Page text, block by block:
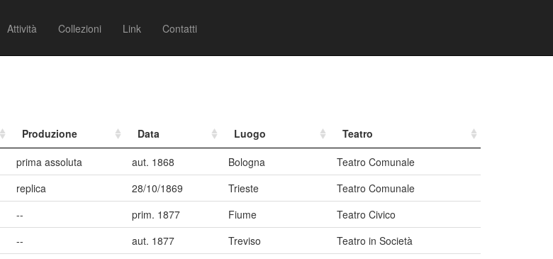
Attività Collezioni Link Contatti
Produzione Data Luogo
Teatro
prima assoluta aut. 1868 Bologna
Teatro Comunale
replica 28/10/1869 Trieste
Teatro Comunale
-- prim. 1877 Fiume
Teatro Civico
-- aut. 1877 Treviso
Teatro in Società